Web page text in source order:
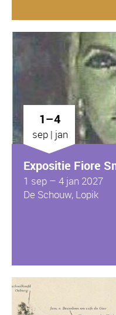
1–4
sep | jan
Expositie Fiore
1 sep – 4 jan 2027
De Schouw, Lopik